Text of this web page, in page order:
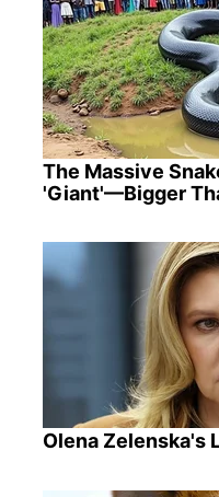
The Massive
'Giant'—Bigger
Olena Zelenska's